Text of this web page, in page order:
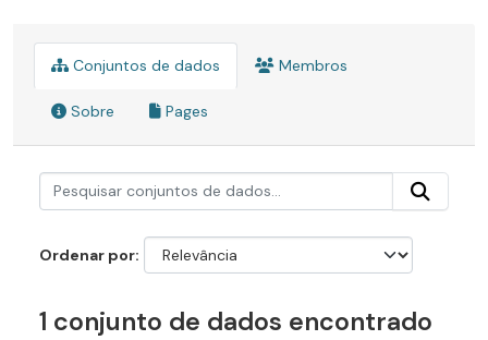
Conjuntos de dados Membros
Sobre Pages
Ordenar por
1 conjunto de dados encontrado